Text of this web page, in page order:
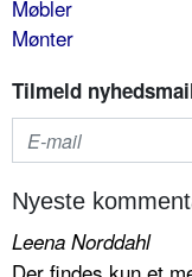
Møbler
Mønter
Tilmeld
Nyeste
Leena Norddahl